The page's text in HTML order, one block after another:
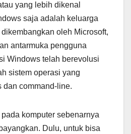
yang lebih dikenal
saja adalah keluarga
oleh Microsoft,
antarmuka pengguna
Windows telah berevolusi
sistem operasi yang
dan command-line.
komputer sebenarnya
Dulu, untuk bisa